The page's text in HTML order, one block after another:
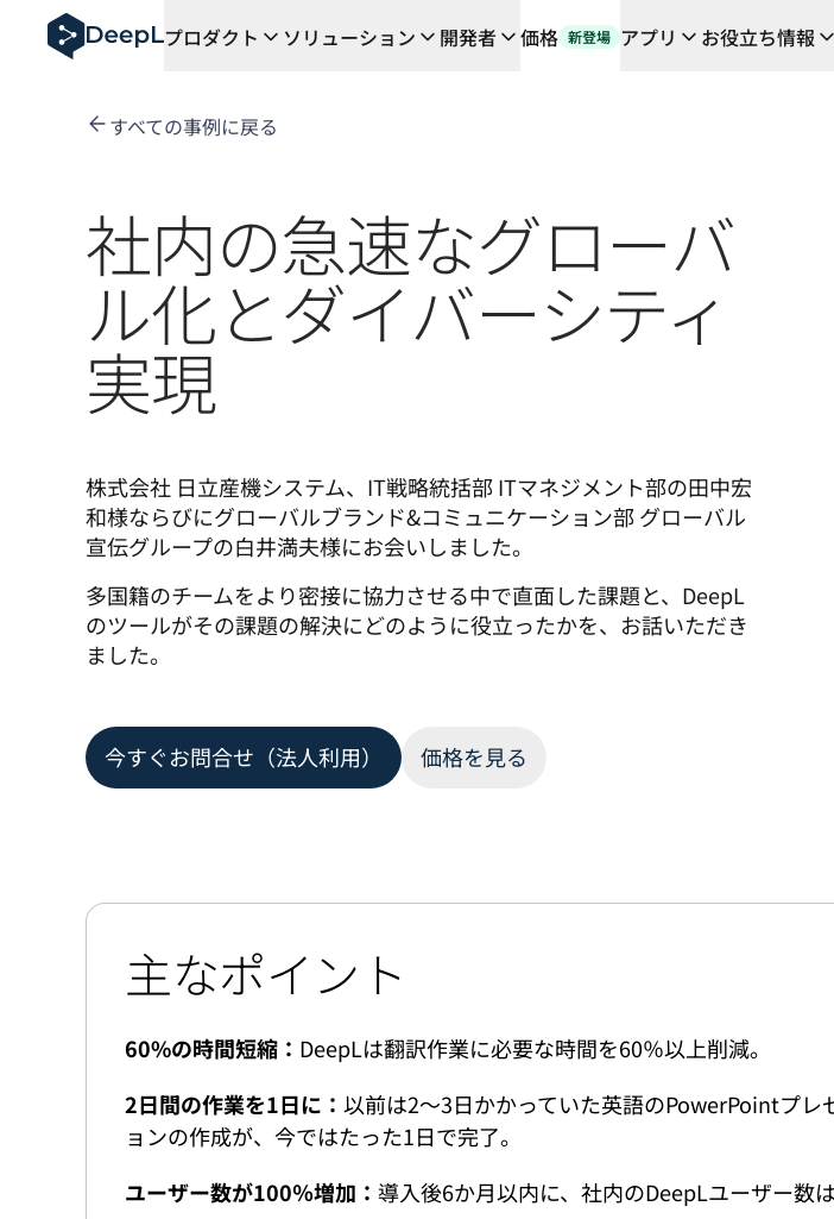
AIエージェント向けDeepL
DeepL Translation Flow：主要なユースケースや連携機能に対応する、AIを活用した新しい
Translation Flowのご紹介：あらゆるチームの翻訳ワークフローをエンドツーエンドで自動
高品質なテキスト翻訳からリアルタイム音声翻訳までを支えるDeepLの言語AI
Building an instantly accessible voice demo with DeepL Voice API
プロダクト ソリューション 開発者 価格 新登場 アプリ お役立ち情報
すべての事例に戻る
社内の急速なグローバ
ル化とダイバーシティ
実現
株式会社 日立産機システム、IT戦略統括部 ITマネジメント部の田中宏
和様ならびにグローバルブランド&コミュニケーション部 グローバル
宣伝グループの白井満夫様にお会いしました。
多国籍のチームをより密接に協力させる中で直面した課題と、DeepL
のツールがその課題の解決にどのように役立ったかを、お話いただき
ました。
今すぐお問合せ（法人利用） 価格を見る
主なポイント
60%の時間短縮： DeepLは翻訳作業に必要な時間を60％以上削減。
2日間の作業を1日に： 以前は2～3日かかっていた英語のPowerPointプレ
ョンの作成が、今ではたった1日で完了。
ユーザー数が100％増加： 導入後6か月以内に、社内のDeepLユーザー数は